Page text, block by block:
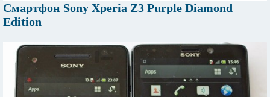
Смартфон Sony Xperia Z3 Purple Diamond
Edition